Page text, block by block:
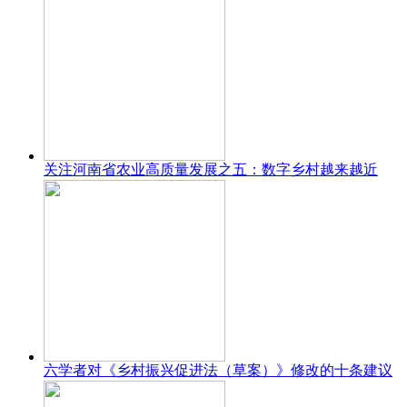
关注河南省农业高质量发展之五：数字乡村越来越近
六学者对《乡村振兴促进法（草案）》修改的十条建议